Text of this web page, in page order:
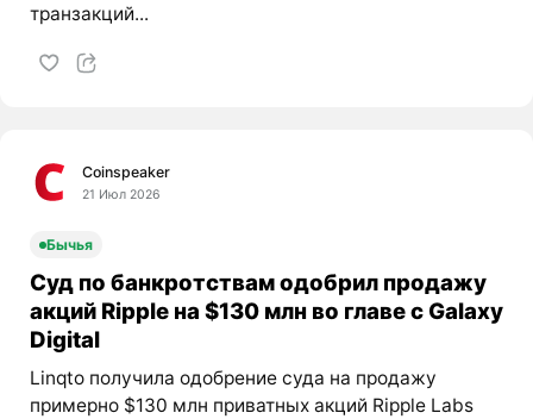
транзакций...
Coinspeaker
21 Июл 2026
Бычья
Суд по банкротствам одобрил продажу
акций Ripple на $130 млн во главе с Galaxy
Digital
Linqto получила одобрение суда на продажу
примерно $130 млн приватных акций Ripple Labs